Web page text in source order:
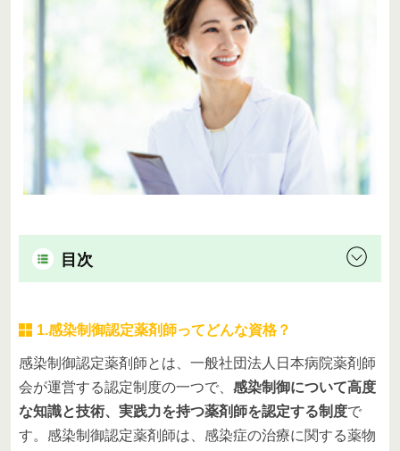
目次
1.感染制御認定薬剤師ってどんな資格？
感染制御認定薬剤師とは、一般社団法人日本病院薬剤師
会が運営する認定制度の一つで、 感染制御について高度
な知識と技術、実践力を持つ薬剤師を認定する制度で
す。感染制御認定薬剤師は、感染症の治療に関する薬物